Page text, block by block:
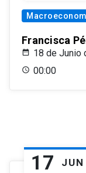
Francisca
18 de Junio
00:00
17 JUN